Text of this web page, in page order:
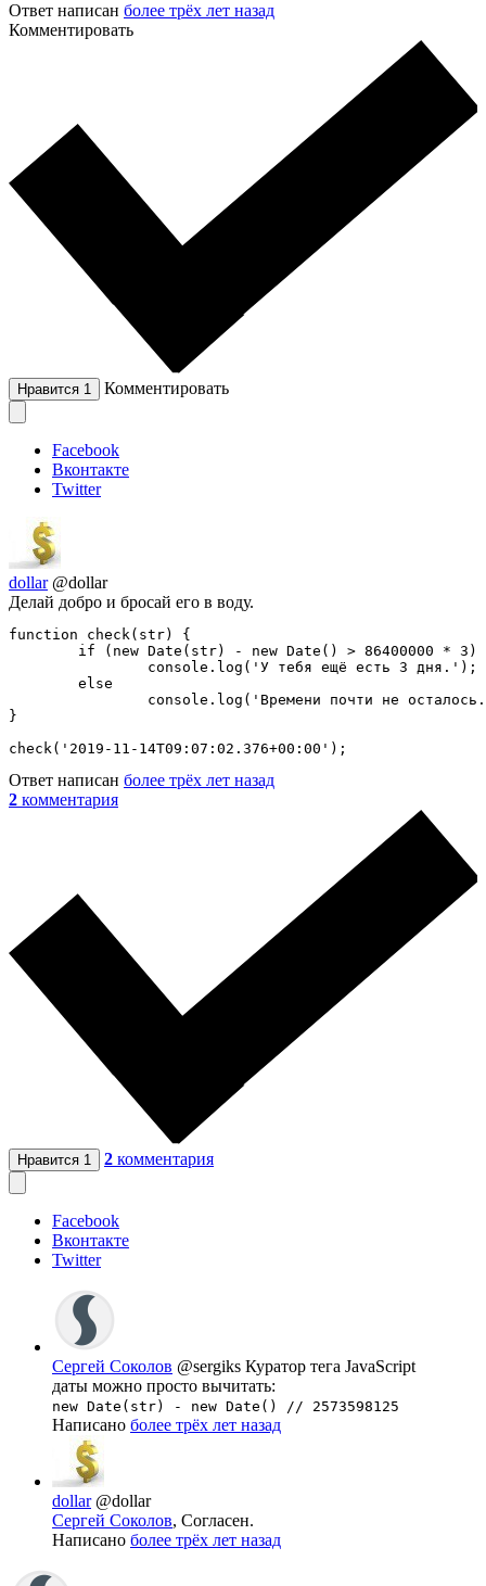
Ответ написан более трёх лет назад
Комментировать
Нравится 1 Комментировать
Facebook
Вконтакте
Twitter
dollar @dollar
Делай добро и бросай его в воду.
function check(str) {
}
check('2019-11-14T09:07:02.376+00:00');
Ответ написан более трёх лет назад
2 комментария
Нравится 1 2 комментария
Facebook
Вконтакте
Twitter
Сергей Соколов @sergiks Куратор тега JavaScript
даты можно просто вычитать:
new Date(str) - new Date() // 2573598125
Написано более трёх лет назад
dollar @dollar
Сергей Соколов, Согласен.
Написано более трёх лет назад